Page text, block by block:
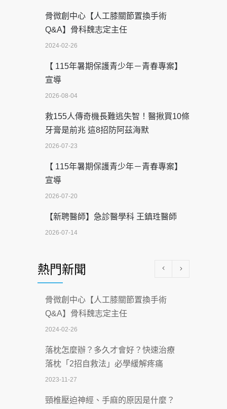
骨微創中心【人工膝關節置換手術
Q&A】骨科魏志定主任
2024-02-26
【 115年暑期保護青少年－青春專案】
宣導
2026-08-04
救155人傳奇機長難逃失智！醫揪買10條
牙膏是前兆 這8招防阿茲海默
2026-07-23
【 115年暑期保護青少年－青春專案】
宣導
2026-07-20
【新聘醫師】急診醫學科 王鎮珄醫師
2026-07-14
科能量
2026-07-08
沒菸酒也瀕臨洗腎？65歲男靠「這習
慣」逆轉腎功能 醫揭3招救命
2026-07-08
體溫飆破41度！醫連收兩例中暑病例：
致死率達8成
2026-07-07
深耕萬華55年 西園醫院回顧發展歷程與
熱門新聞
骨微創中心【人工膝關節置換手術
Q&A】骨科魏志定主任
2024-02-26
落枕怎麼辦？多久才會好？快速治療
落枕「2招自救法」必學緩解疼痛
2023-11-27
頸椎壓迫神經、手麻的原因是什麼？